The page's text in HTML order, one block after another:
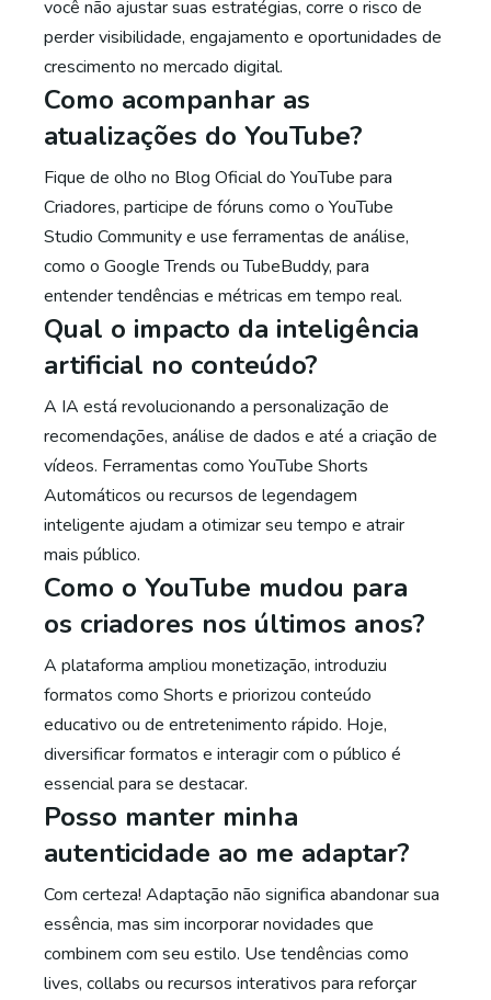
você não ajustar suas estratégias, corre o risco de
perder visibilidade, engajamento e oportunidades de
crescimento no mercado digital.
Como acompanhar as
atualizações do YouTube?
Fique de olho no Blog Oficial do YouTube para
Criadores, participe de fóruns como o YouTube
Studio Community e use ferramentas de análise,
como o Google Trends ou TubeBuddy, para
entender tendências e métricas em tempo real.
Qual o impacto da inteligência
artificial no conteúdo?
A IA está revolucionando a personalização de
recomendações, análise de dados e até a criação de
vídeos. Ferramentas como YouTube Shorts
Automáticos ou recursos de legendagem
inteligente ajudam a otimizar seu tempo e atrair
mais público.
Como o YouTube mudou para
os criadores nos últimos anos?
A plataforma ampliou monetização, introduziu
formatos como Shorts e priorizou conteúdo
educativo ou de entretenimento rápido. Hoje,
diversificar formatos e interagir com o público é
essencial para se destacar.
Posso manter minha
autenticidade ao me adaptar?
Com certeza! Adaptação não significa abandonar sua
essência, mas sim incorporar novidades que
combinem com seu estilo. Use tendências como
lives, collabs ou recursos interativos para reforçar